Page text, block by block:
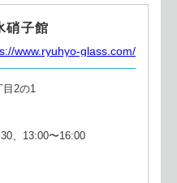
硝子館
www.ryuhyo-glass.com/
2の1
、13:00〜16:00